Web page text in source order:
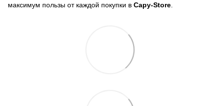
максимум пользы от каждой покупки в Capy-Store